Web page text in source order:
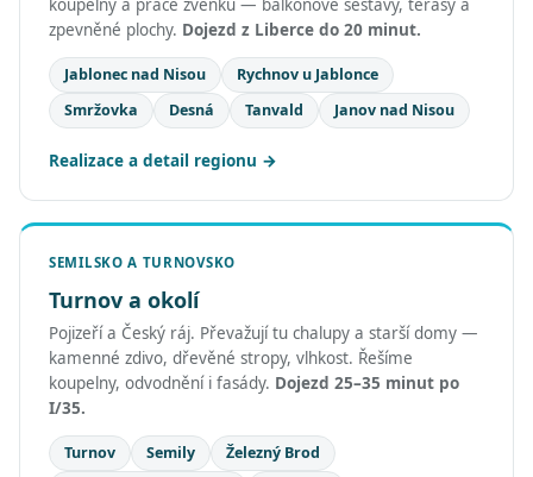
koupelny a práce zvenku — balkonové sestavy, terasy a
zpevněné plochy. Dojezd z Liberce do 20 minut.
Jablonec nad Nisou
Rychnov u Jablonce
Smržovka
Desná Tanvald Janov nad Nisou
Realizace a detail regionu
SEMILSKO A TURNOVSKO
Turnov a okolí
Pojizeří a Český ráj. Převažují tu chalupy a starší domy —
kamenné zdivo, dřevěné stropy, vlhkost. Řešíme
koupelny, odvodnění i fasády. Dojezd 25–35 minut po
I/35.
Turnov Semily
Železný Brod